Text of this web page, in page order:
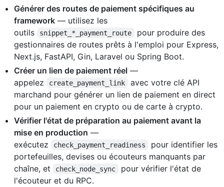
Générer des routes de paiement spécifiques au
framework — utilisez les
outils
snippet_*_payment_route
pour produire des
gestionnaires de routes prêts à l'emploi pour Express,
Next.js, FastAPI, Gin, Laravel ou Spring Boot.
Créer un lien de paiement réel —
appelez
create_payment_link
avec votre clé API
marchand pour générer un lien de paiement en direct
pour un paiement en crypto ou de carte à crypto.
Vérifier l'état de préparation au paiement avant la
mise en production —
exécutez
check_payment_readiness
pour identifier les
portefeuilles, devises ou écouteurs manquants par
chaîne, et
check_node_sync
pour vérifier l'état de
l'écouteur et du RPC.